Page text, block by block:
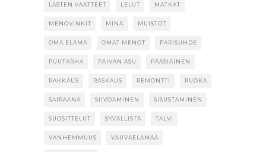
LASTEN VAATTEET LELUT MATKAT
MENOVINKIT MINÄ MUISTOT
OMA ELÄMÄ OMAT MENOT PARISUHDE
PUUTARHA PÄIVÄN ASU PÄÄSIÄINEN
RAKKAUS RASKAUS REMONTTI RUOKA
SAIRAANA SIIVOAMINEN SISUSTAMINEN
SUOSITTELUT SYVÄLLISTÄ TALVI
VANHEMMUUS VAUVAELÄMÄÄ